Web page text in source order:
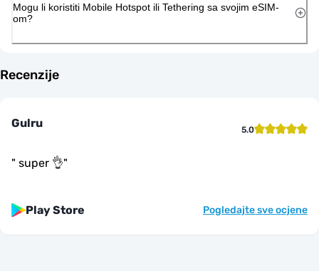
Mogu li koristiti Mobile Hotspot ili Tethering sa svojim eSIM-
om?
Recenzije
Gulru 5.0
" super 👌"
Play Store Pogledajte sve ocjene